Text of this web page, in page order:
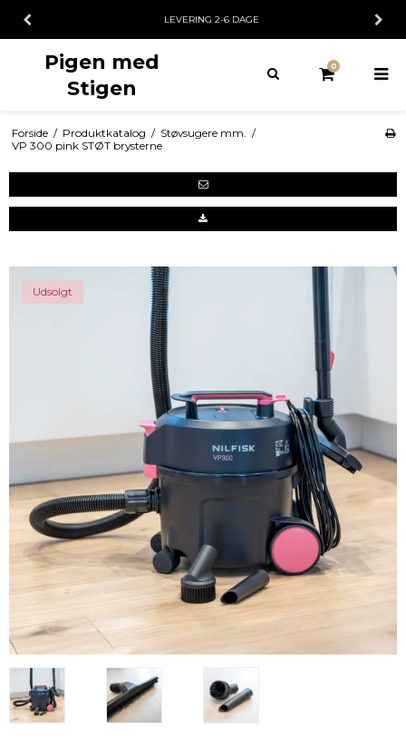
LEVERING 2-6 DAGE
Pigen med
Stigen
0
Forside / Produktkatalog / Støvsugere mm.
/
VP 300 pink STØT brysterne
Udsolgt